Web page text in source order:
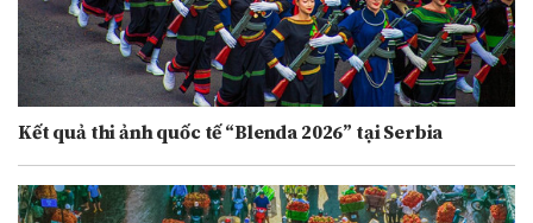
Kết quả thi ảnh quốc tế “Blenda 2026” tại Serbia